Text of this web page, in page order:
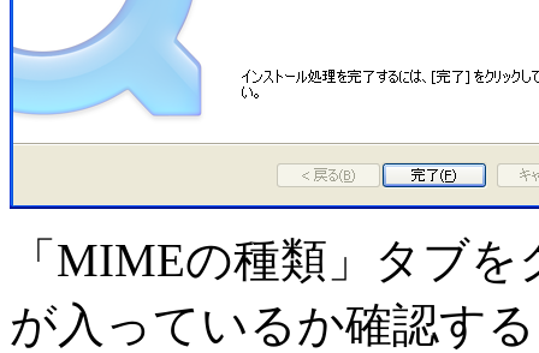
「MIMEの種類」タブ
が入っているか確認す